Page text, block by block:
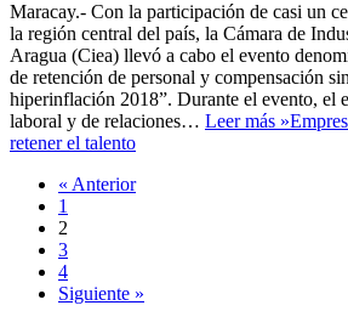
Maracay.- Con la participación de casi un
la región central del país, la Cámara de
Aragua (Ciea) llevó a cabo el evento
de retención de personal y compensación
hiperinflación 2018”. Durante el evento, el
laboral y de relaciones… Leer más »
retener el talento
« Anterior
1
2
3
4
Siguiente »